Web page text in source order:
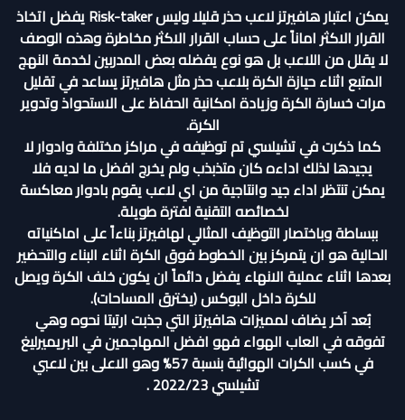
يمكن اعتبار هافيرتز لاعب حذر قليلا وليس Risk-taker يفضل اتخاذ
القرار الاكثر اماناً على حساب القرار الاكثر مخاطرة وهذه الوصف
لا يقلل من اللاعب بل هو نوع يفضله بعض المدربين لخدمة النهج
المتبع اثناء حيازة الكرة بلاعب حذر مثل هافيرتز يساعد في تقليل
مرات خسارة الكرة وزيادة امكانية الحفاظ على الاستحواذ وتدوير
الكرة.
كما ذكرت في تشيلسي تم توظيفه في مراكز مختلفة وادوار لا
يجيدها لذلك اداءه كان متذبذب ولم يخرج افضل ما لديه فلا
يمكن تنتظر اداء جيد وانتاجية من اي لاعب يقوم بادوار معاكسة
لخصائصه التقنية لفترة طويلة.
ببساطة وباختصار التوظيف المثالي لهافيرتز بناءاً على اماكنياته
الحالية هو ان يتمركز بين الخطوط فوق الكرة اثناء البناء والتحضير
بعدها اثناء عملية الانهاء يفضل دائماً ان يكون خلف الكرة ويصل
للكرة داخل البوكس (يخترق المساحات).
بُعد آخر يضاف لمميزات هافيرتز التي جذبت ارتيتا نحوه وهي
تفوقه في العاب الهواء فهو افضل المهاجمين في البريميرليغ
في كسب الكرات الهوائية بنسبة 57% وهو الاعلى بين لاعبي
تشيلسي 2022/23 .